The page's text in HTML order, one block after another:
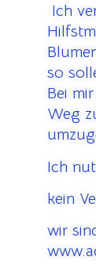
Ich
so
Bei
Weg
Ich
kein
wir